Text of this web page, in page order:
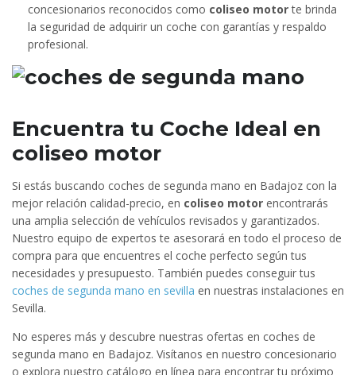
concesionarios reconocidos como coliseo motorte brinda
la seguridad de adquirir un coche con garantías y respaldo
profesional.
Encuentra tu Coche Ideal en
coliseo motor
Si estás buscando coches de segunda mano en Badajoz con la
mejor relación calidad-precio, en coliseo motor encontrarás
una amplia selección de vehículos revisados y garantizados.
Nuestro equipo de expertos te asesorará en todo el proceso de
compra para que encuentres el coche perfecto según tus
necesidades y presupuesto. También puedes conseguir tus
coches de segunda mano en sevilla en nuestras instalaciones en
Sevilla.
No esperes más y descubre nuestras ofertas en coches de
segunda mano en Badajoz. Visítanos en nuestro concesionario
o explora nuestro catálogo en línea para encontrar tu próximo